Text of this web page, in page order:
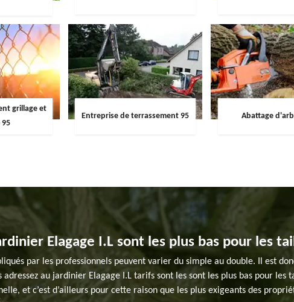
grillage et
Entreprise de terrassement 95 Abattage
Elagage I.L sont les plus bas pour les
par les professionnels peuvent varier du simple au double. Il est
au jardinier Elagage I.L tarifs sont les sont les plus bas pour les
et c’est d’ailleurs pour cette raison que les plus exigeants des